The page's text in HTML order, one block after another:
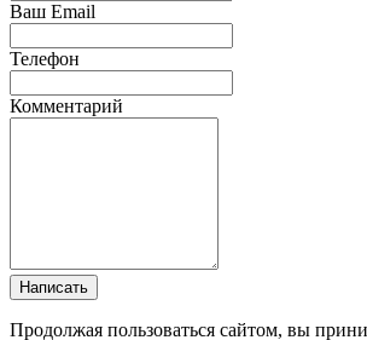
Ваш Email
Телефон
Комментарий
Написать
Продолжая пользоваться сайтом, вы